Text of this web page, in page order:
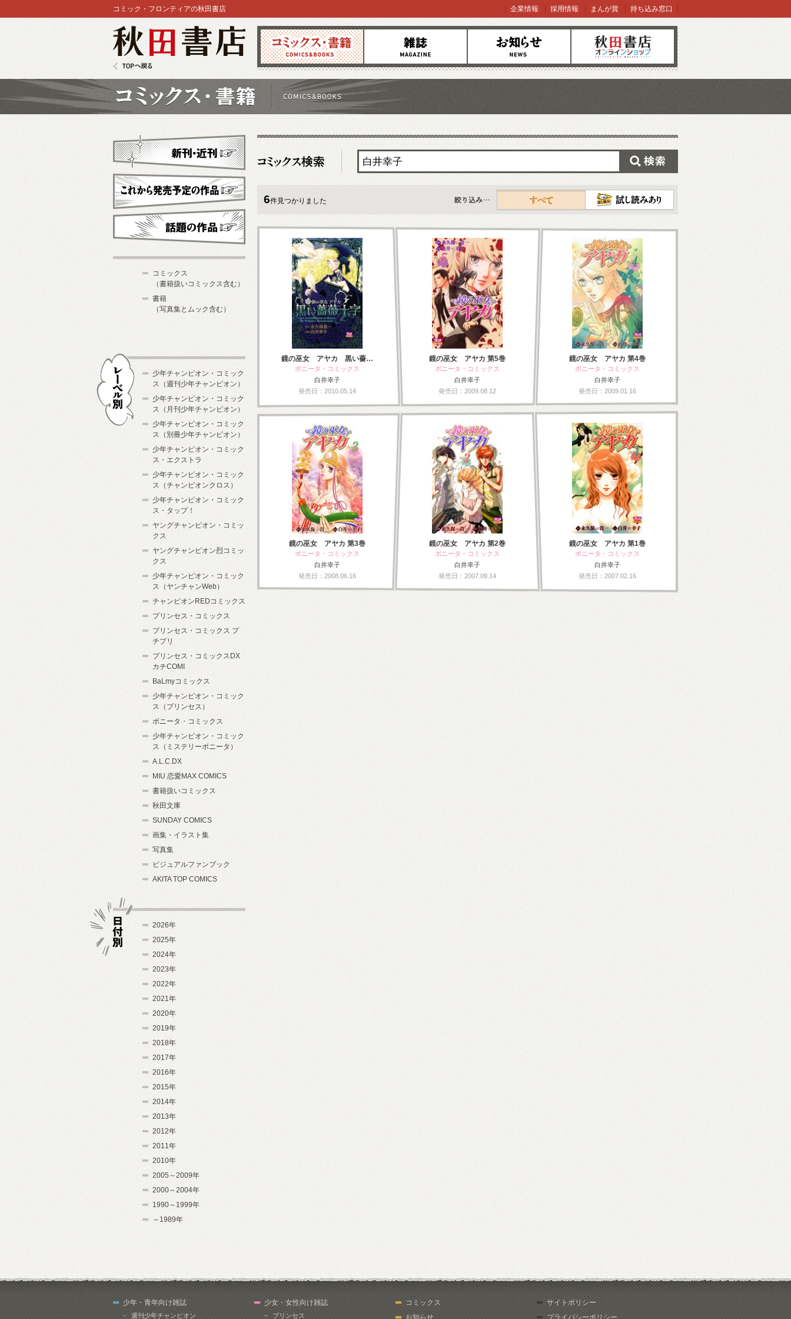
コミックス 雑誌 お知らせ オンラインショップ
コミック・フロンティアの秋田書店 企業情報 採用情報 まんが賞 持ち込み窓口
6件見つかりました
すべて
鏡の巫女 アヤカ 黒い薔…
ボニータ・コミックス
白井幸子
発売日：2010.05.14
鏡の巫女 アヤカ 第5巻
ボニータ・コミックス
白井幸子
発売日：2009.08.12
鏡の巫女 アヤカ 第4巻
ボニータ・コミックス
白井幸子
発売日：2009.01.16
鏡の巫女 アヤカ 第3巻
ボニータ・コミックス
白井幸子
発売日：2008.06.16
鏡の巫女 アヤカ 第2巻
ボニータ・コミックス
白井幸子
発売日：2007.09.14
鏡の巫女 アヤカ 第1巻
ボニータ・コミックス
白井幸子
発売日：2007.02.16
新刊・近刊
これから発売予定
コミックス
（書籍扱いコミックス含む）
書籍
（写真集とムック含む）
少年チャンピオン・コミック
ス（週刊少年チャンピオン）
少年チャンピオン・コミック
ス（月刊少年チャンピオン）
少年チャンピオン・コミック
ス（別冊少年チャンピオン）
少年チャンピオン・コミック
ス・エクストラ
少年チャンピオン・コミック
ス（チャンピオンクロス）
少年チャンピオン・コミック
ス・タップ！
ヤングチャンピオン・コミッ
クス
ヤングチャンピオン烈コミッ
クス
少年チャンピオン・コミック
ス（ヤンチャンWeb）
チャンピオンREDコミックス
プリンセス・コミックス
プリンセス・コミックス プ
チプリ
プリンセス・コミックスDX
カチCOMI
BaLmyコミックス
少年チャンピオン・コミック
ス（プリンセス）
ボニータ・コミックス
少年チャンピオン・コミック
ス（ミステリーボニータ）
A.L.C.DX
MIU 恋愛MAX COMICS
書籍扱いコミックス
秋田文庫
SUNDAY COMICS
画集・イラスト集
写真集
ビジュアルファンブック
AKITA TOP COMICS
2026年
2025年
2024年
2023年
2022年
2021年
2020年
2019年
2018年
2017年
2016年
2015年
2014年
2013年
2012年
2011年
2010年
2005～2009年
2000～2004年
1990～1999年
～1989年
少年・青年向け雑誌
週刊少年チャンピオン
少女・女性向け雑誌
プリンセス
コミックス
お知らせ
サイトポリシー
プライバシーポリシー